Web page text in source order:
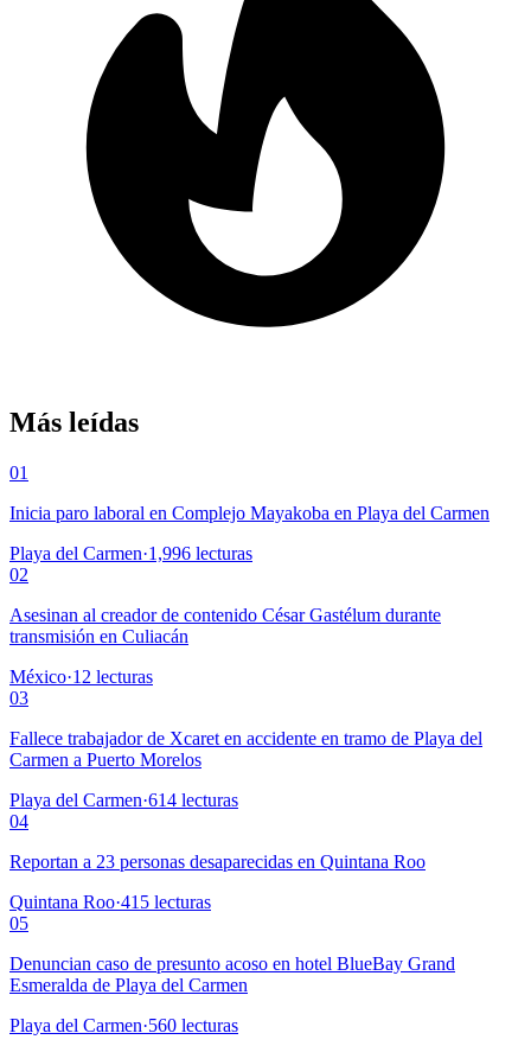
Más leídas
01
Inicia paro laboral en Complejo Mayakoba en Playa del Carmen
Playa del Carmen·1,996 lecturas
02
Asesinan al creador de contenido César Gastélum durante
transmisión en Culiacán
México·12 lecturas
03
Fallece trabajador de Xcaret en accidente en tramo de Playa del
Carmen a Puerto Morelos
Playa del Carmen·614 lecturas
04
Reportan a 23 personas desaparecidas en Quintana Roo
Quintana Roo·415 lecturas
05
Denuncian caso de presunto acoso en hotel BlueBay Grand
Esmeralda de Playa del Carmen
Playa del Carmen·560 lecturas